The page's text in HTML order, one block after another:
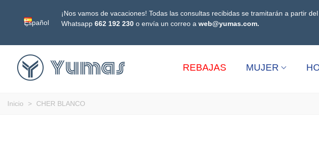
Español
¡Nos vamos de vacaciones! Todas las consultas recibidas se tramitarán a partir
Whatsapp 662 192 230o envía un correo a web@yumas.com.
REBAJAS MUJER
Inicio > CHER BLANCO